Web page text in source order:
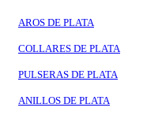
AROS DE PLATA
COLLARES DE PLATA
PULSERAS DE PLATA
ANILLOS DE PLATA